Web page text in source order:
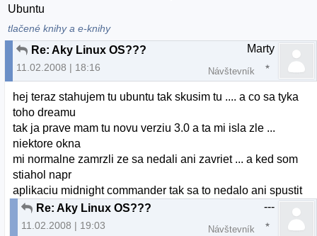
Ubuntu
tlačené knihy a e-knihy
Re: Aky Linux OS???
11.02.2008 | 18:16
Marty
Návštevník
hej teraz stahujem tu ubuntu tak skusim tu .... a co sa tyka
toho dreamu
tak ja prave mam tu novu verziu 3.0 a ta mi isla zle ...
niektore okna
mi normalne zamrzli ze sa nedali ani zavriet ... a ked som
stiahol napr
aplikaciu midnight commander tak sa to nedalo ani spustit
Re: Aky Linux OS???
11.02.2008 | 19:03
---
Návštevník